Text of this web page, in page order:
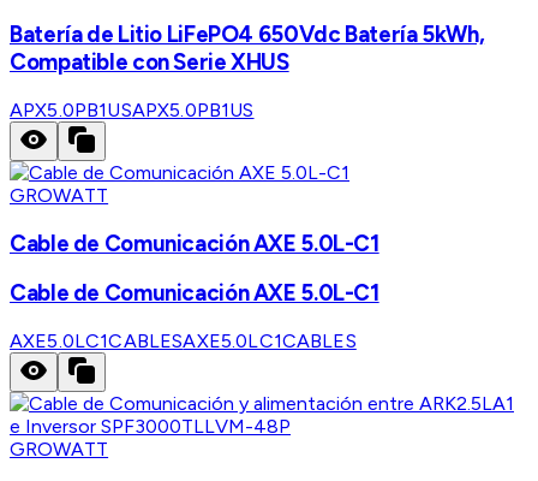
Batería de Litio LiFePO4 650Vdc Batería 5kWh,
Compatible con Serie XHUS
APX5.0PB1USAPX5.0PB1US
GROWATT
Cable de Comunicación AXE 5.0L-C1
Cable de Comunicación AXE 5.0L-C1
AXE5.0LC1CABLESAXE5.0LC1CABLES
GROWATT